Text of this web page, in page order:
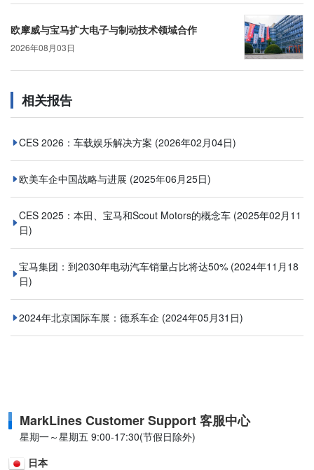
欧摩威与宝马扩大电子与制动技术领域合作
2026年08月03日
相关报告
CES 2026：车载娱乐解决方案 (2026年02月04日)
欧美车企中国战略与进展 (2025年06月25日)
CES 2025：本田、宝马和Scout Motors的概念车 (2025年02月11
日)
宝马集团：到2030年电动汽车销量占比将达50% (2024年11月18
日)
2024年北京国际车展：德系车企 (2024年05月31日)
MarkLines Customer Support 客服中心
星期一～星期五 9:00-17:30(节假日除外)
日本